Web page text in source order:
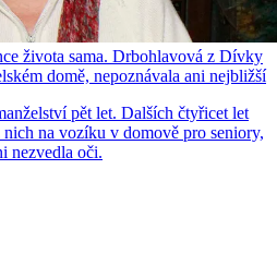
života sama. Drbohlavová z Dívky
domě, nepoznávala ani nejbližší
pět let. Dalších čtyřicet let
na vozíku v domově pro seniory,
nezvedla oči.